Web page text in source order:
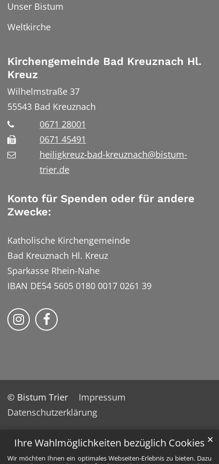
Ihre Wahlmöglichkeiten bezüglich Cookies
Wir möchten Ihnen ein optimales Webseiten-Erlebnis zu bieten. Dazu
✕
Unser Bistum
Weltkirche
Kirchengemeinde Bad Kreuznach Hl.
Kreuz
Wilhelmstraße 37
55543 Bad Kreuznach
0671 28001
0671 45491
heiligkreuz-bad-kreuznach@bistum-
trier.de
Konto für Spenden oder für andere
Zwecke:
Katholische Kirchengemeinde
Bad Kreuznach Hl. Kreuz
Sparkasse Rhein-Nahe
IBAN DE54 5605 0180 0017 0261 39
Bistum Trier auf Instragram
Bistum Trier auf Facebook
© Bistum Trier
Impressum
Datenschutzerklärung